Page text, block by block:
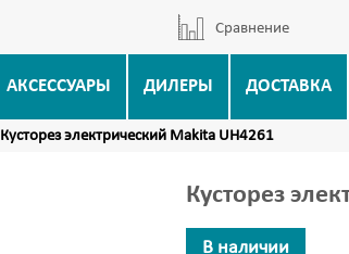
Сравнение
АКСЕССУАРЫ ДИЛЕРЫ ДОСТАВКА
Кусторез электрический Makita UH4261
Кусторез
В наличии